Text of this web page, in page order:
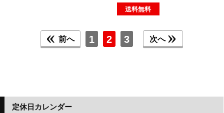
送料無料
前へ 1 2 3 次へ
定休日カレンダー